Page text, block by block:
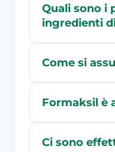
Quali sono i
ingredienti
Come si
Formaksil è
Ci sono